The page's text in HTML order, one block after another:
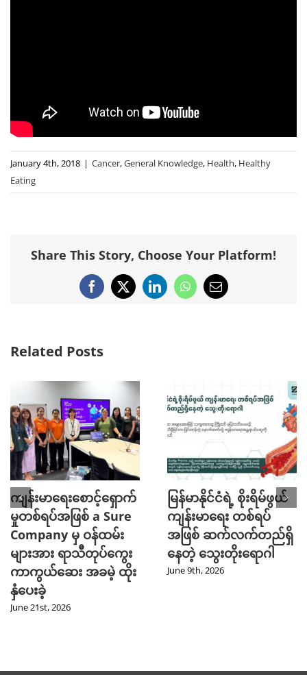
January 4th, 2018 | Cancer,General Knowledge, Health, Healthy
Eating
Share This Story, Choose Your Platform!
Facebook
X LinkedInWhatsApp
Email
Related Posts
ကျန်းမာရေးစောင့်ရှောက်
မှုတစ်ရပ်အဖြစ် a Sure
Company မှ ဝန်ထမ်း
များအား ရာသီတုပ်ကွေး
ကာကွယ်ဆေး အခမဲ့ ထိုး
နှံပေးခဲ့
June 21st, 2026
မြန်မာနိုင်ငံရဲ့ စိုးရိမ်ဖွယ်
ကျန်းမာရေး တစ်ရပ်
အဖြစ် ဆက်လက်တည်ရှိ
နေတဲ့ သွေးတိုးရောဂါ
June 9th, 2026